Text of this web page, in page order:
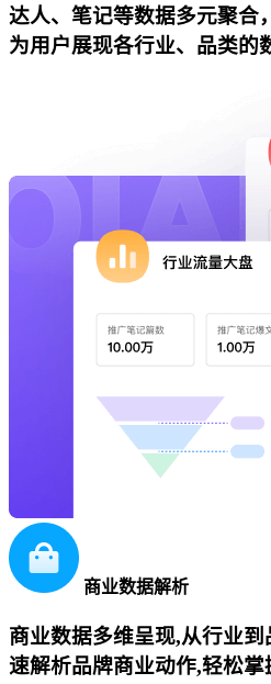
达人、笔记等数据多元聚合
为用户展现各行业、品类的
商业数据解析
商业数据多维呈现,从行业
速解析品牌商业动作,轻松掌